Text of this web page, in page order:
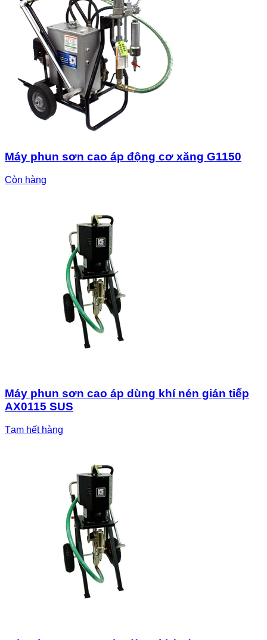
Máy phun sơn cao áp động cơ xăng G1150
Còn hàng
Máy phun sơn cao áp dùng khí nén gián tiếp
AX0115 SUS
Tạm hết hàng